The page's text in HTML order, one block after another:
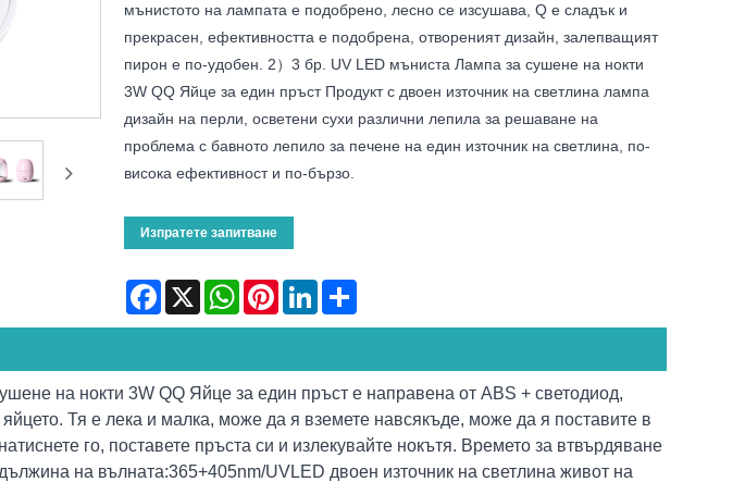
мънистото на лампата е подобрено, лесно се изсушава, Q е сладък и
прекрасен, ефективността е подобрена, отвореният дизайн, залепващият
пирон е по-удобен. 2）3 бр. UV LED мъниста Лампа за сушене на нокти
3W QQ Яйце за един пръст Продукт с двоен източник на светлина лампа
дизайн на перли, осветени сухи различни лепила за решаване на
проблема с бавното лепило за печене на един източник на светлина, по-
висока ефективност и по-бързо.
Изпратете запитване
Facebook
X WhatsAppPinterestLinkedInShare
на нокти 3W QQ Яйце за един пръст е направена от ABS + светодиод,
Тя е лека и малка, може да я вземете навсякъде, може да я поставите в
го, поставете пръста си и излекувайте нокътя. Времето за втвърдяване
на вълната:365+405nm/UVLED двоен източник на светлина живот на